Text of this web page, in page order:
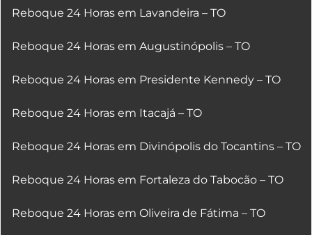
Reboque 24 Horas em Lavandeira – TO
Reboque 24 Horas em Augustinópolis – TO
Reboque 24 Horas em Presidente Kennedy – TO
Reboque 24 Horas em Itacajá – TO
Reboque 24 Horas em Divinópolis do Tocantins – TO
Reboque 24 Horas em Fortaleza do Tabocão – TO
Reboque 24 Horas em Oliveira de Fátima – TO